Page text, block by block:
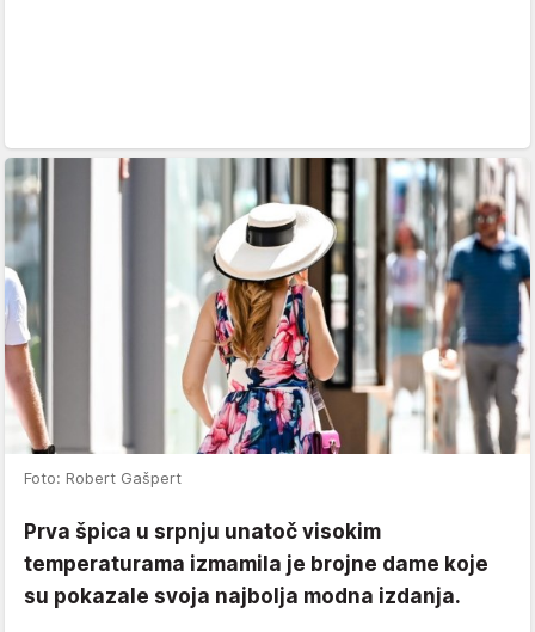
Foto: Robert Gašpert
Prva špica u srpnju unatoč visokim
temperaturama izmamila je brojne dame koje
su pokazale svoja najbolja modna izdanja.